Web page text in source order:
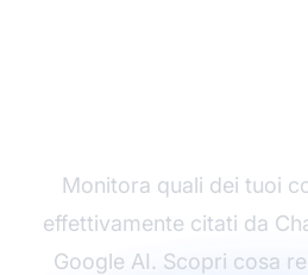
Monitora quali dei tuoi
effettivamente citati da
Google AI. Scopri cosa